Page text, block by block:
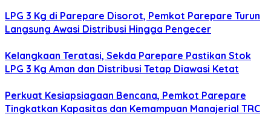
LPG 3 Kg di Parepare Disorot, Pemkot Parepare Turun
Langsung Awasi Distribusi Hingga Pengecer
Kelangkaan Teratasi, Sekda Parepare Pastikan Stok
LPG 3 Kg Aman dan Distribusi Tetap Diawasi Ketat
Perkuat Kesiapsiagaan Bencana, Pemkot Parepare
Tingkatkan Kapasitas dan Kemampuan Manajerial TRC